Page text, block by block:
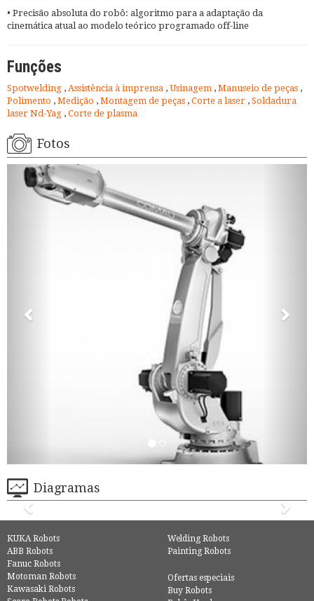
• Precisão absoluta do robô: algoritmo para a adaptação da
cinemática atual ao modelo teórico programado off-line
Funções
Spotwelding , Assistência à imprensa , Usinagem , Manuseio de peças ,
Polimento , Medição , Montagem de peças , Corte a laser , Soldadura
laser Nd-Yag , Corte de plasma
Fotos
Diagramas
KUKA Robots
ABB Robots
Fanuc Robots
Motoman Robots
Kawasaki Robots
Welding Robots
Painting Robots
Ofertas especiais
Buy Robots